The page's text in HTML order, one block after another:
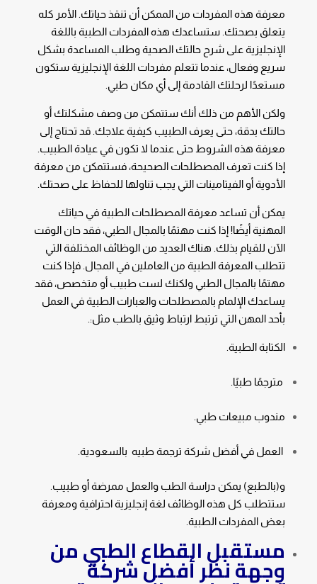
معرفة هذه المفردات من الممكن أن تنقذ حياتك. الأمر كله
يتعلق بصحتك. ستساعدك هذه المفردات الطبية باللغة
الإنجليزية على شرح حالتك الصحية وطلب المساعدة بشكل
سريع وفعال، عندما تتعلم مفردات اللغة الإنجليزية ستكون
مستعدًا لرحلتك القادمة إلى أي مكان طبي.
ولكن الأهم من ذلك أنك ستتمكن من وصف مشكلتك أو
حالتك بدقة، حتى يعرف الطبيب كيفية علاجك. قد تحتاج إلى
معرفة هذه الشروط حتى عندما لا تكون في عيادة الطبيب.
إذا كنت تعرف المصطلحات الصحيحة، فستتمكن من معرفة
الأدوية أو الفيتامينات التي يجب تناولها للحفاظ على صحتك.
يمكن أن تساعد معرفة المصطلحات الطبية في حياتك
المهنية أيضًا! إذا كنت مهتمًا بالمجال الطبي، فقد حان الوقت
الآن للقيام بذلك. هناك العديد من الوظائف المختلفة التي
تتطلب المعرفة الطبية من العاملين في المجال. فإذا كنت
مهتمًا بالمجال الطبي ولكنك لست طبيب أو متخصص، فقد
يساعدك الإلمام بالمصطلحات والعبارات الطبية في العمل
بأحد المهن التي ترتبط ارتباط وثيق بالطب مثل:.
الكتابة الطبية.
مترجمًا طبيًا.
مندوب مبيعات طبي.
العمل في أفضل شركة ترجمة طبيه بالسعودية.
و(بالطبع) يمكن دراسة الطب والعمل ممرضة أو طبيب.
ستتطلب كل هذه الوظائف لغة إنجليزية احترافية ومعرفة
بعض المفردات الطبية.
مستقبل القطاع الطبي من
وجهة نظرأفضل شركة